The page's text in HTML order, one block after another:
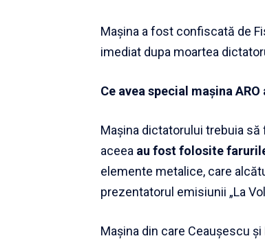
Mașina a fost confiscată de
imediat dupa moartea
Ce avea special mașina
Mașina dictatorului trebuia
aceea au fost folosite
elemente metalice, care
prezentatorul emisiunii „La
Mașina din care Ceaușescu